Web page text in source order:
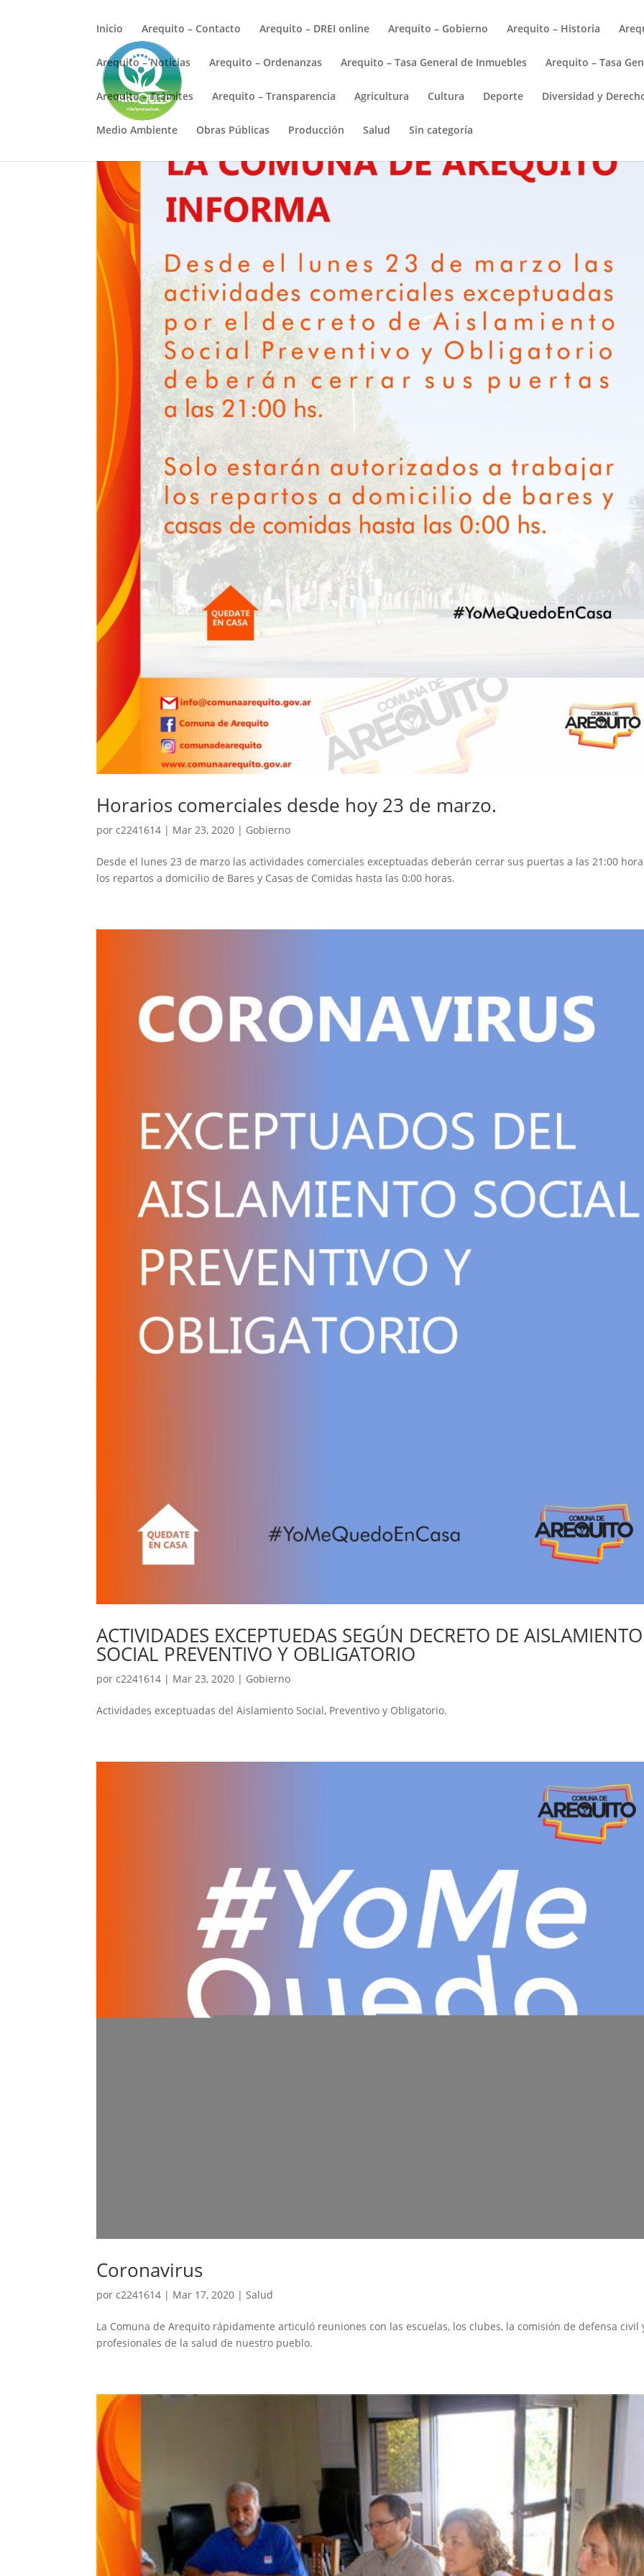
Inicio Arequito – Contacto Arequito – DREI online Arequito – Gobierno Arequito – Historia
Arequito – Noticias Arequito – Ordenanzas Arequito – Tasa General de Inmuebles Arequito – Tasa
Arequito – Trámites Arequito – Transparencia Agricultura Cultura Deporte Diversidad y
Medio Ambiente Obras Públicas Producción Salud Sin categoría
Horarios comerciales desde hoy 23 de marzo.
porc2241614 | Mar 23, 2020 | Gobierno
Desde el lunes 23 de marzo las actividades comerciales exceptuadas deberán cerrar sus puertas a las 21:00
los repartos a domicilio de Bares y Casas de Comidas hasta las 0:00 horas.
ACTIVIDADES EXCEPTUEDAS SEGÚN DECRETO DE AISLAMIENTO
SOCIAL PREVENTIVO Y OBLIGATORIO
porc2241614 | Mar 23, 2020 | Gobierno
Actividades exceptuadas del Aislamiento Social, Preventivo y Obligatorio.
Coronavirus
porc2241614 | Mar 17, 2020 |Salud
La Comuna de Arequito rápidamente articuló reuniones con las escuelas, los clubes, la comisión de defensa civil
profesionales de la salud de nuestro pueblo.